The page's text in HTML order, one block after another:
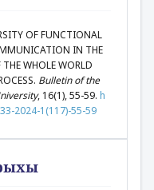
OF FUNCTIONAL
IN THE
WHOLE WORLD
Bulletin of the
, 16(1), 55-59. h
2024-1(117)-55-59